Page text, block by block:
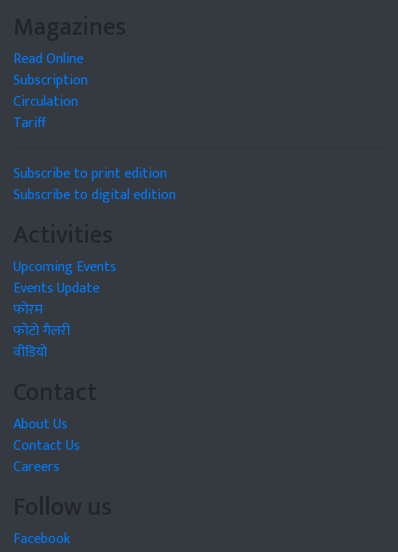
Magazines
Read Online
Subscription
Circulation
Tariff
Subscribe to print edition
Subscribe to digital edition
Activities
Upcoming Events
Events Update
फोरम
फोटो गैलरी
वीडियो
Contact
About Us
Contact Us
Careers
Follow us
Facebook